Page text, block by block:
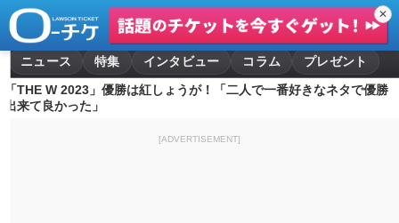
✕
ニュース 特集 インタビュー コラム
プレゼント
「THE W 2023」優勝は紅しょうが！「二人で一番好きなネタで優勝
出来て良かった」
[ADVERTISEMENT]